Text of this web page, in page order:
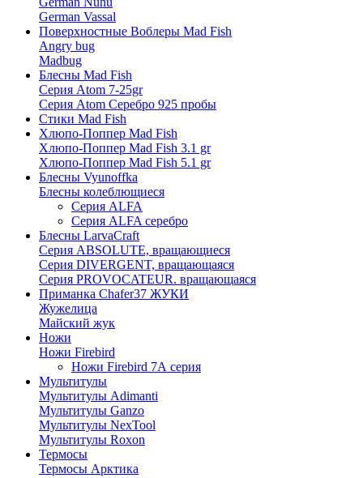
German Vassal
Поверхностные Воблеры Mad Fish
Angry bug
Madbug
Блесны Mad Fish
Серия Atom 7-25gr
Серия Atom Серебро 925 пробы
Стики Mad Fish
Хлюпо-Поппер Mad Fish
Хлюпо-Поппер Mad Fish 3.1 gr
Хлюпо-Поппер Mad Fish 5.1 gr
Блесны Vyunoffka
Блесны колеблющиеся
Серия ALFA
Серия ALFA серебро
Блесны LarvaCraft
Серия ABSOLUTE, вращающиеся
Серия DIVERGENT, вращающаяся
Серия PROVOCATEUR. вращающаяся
Приманка Chafer37 ЖУКИ
Жужелица
Майский жук
Ножи
Ножи Firebird
Ножи Firebird 7А серия
Мультитулы
Мультитулы Adimanti
Мультитулы Ganzo
Мультитулы NexTool
Мультитулы Roxon
Термосы
Термосы Арктика